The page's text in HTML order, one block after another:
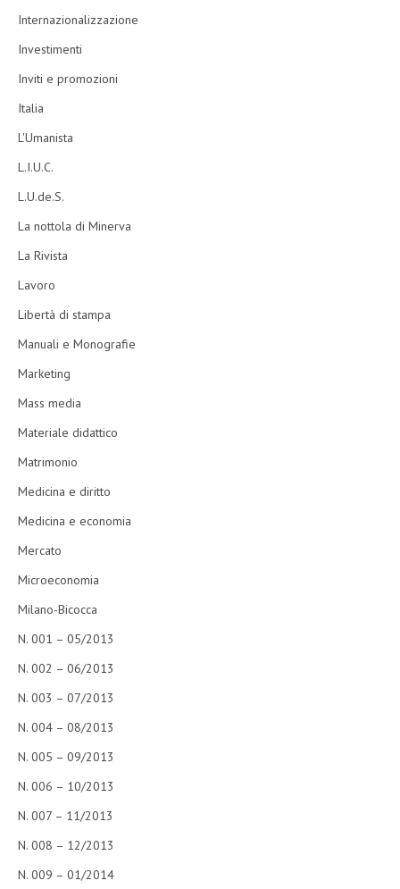
Internazionalizzazione
Investimenti
Inviti e promozioni
Italia
L'Umanista
L.I.U.C.
L.U.de.S.
La nottola di Minerva
La Rivista
Lavoro
Libertà di stampa
Manuali e Monografie
Marketing
Mass media
Materiale didattico
Matrimonio
Medicina e diritto
Medicina e economia
Mercato
Microeconomia
Milano-Bicocca
N. 001 – 05/2013
N. 002 – 06/2013
N. 003 – 07/2013
N. 004 – 08/2013
N. 005 – 09/2013
N. 006 – 10/2013
N. 007 – 11/2013
N. 008 – 12/2013
N. 009 – 01/2014